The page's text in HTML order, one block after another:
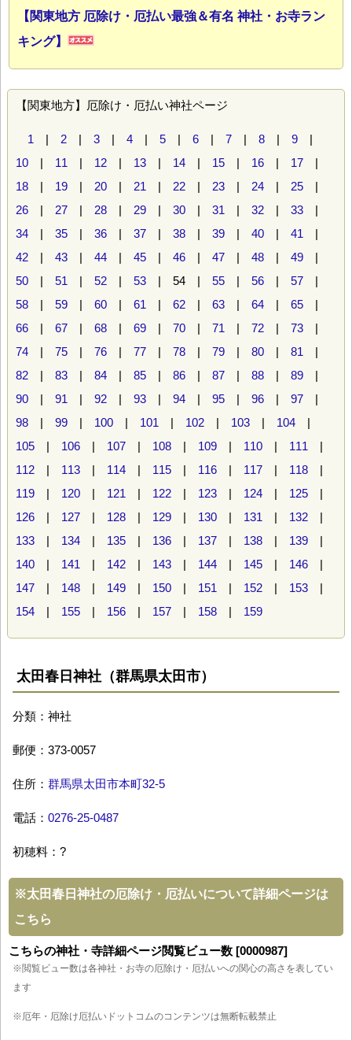
【関東地方 厄除け・厄払い最強＆有名 神社・お寺ラン
キング】
【関東地方】厄除け・厄払い神社ページ
1 | 2 | 3 | 4 | 5 | 6 | 7 | 8 | 9 |
10 | 11 | 12 | 13 | 14 | 15 | 16 | 17 |
18 | 19 | 20 | 21 | 22 | 23 | 24 | 25 |
26 | 27 | 28 | 29 | 30 | 31 | 32 | 33 |
34 | 35 | 36 | 37 | 38 | 39 | 40 | 41 |
42 | 43 | 44 | 45 | 46 | 47 | 48 | 49 |
50 | 51 | 52 | 53 | 54 | 55 | 56 | 57 |
58 | 59 | 60 | 61 | 62 | 63 | 64 | 65 |
66 | 67 | 68 | 69 | 70 | 71 | 72 | 73 |
74 | 75 | 76 | 77 | 78 | 79 | 80 | 81 |
82 | 83 | 84 | 85 | 86 | 87 | 88 | 89 |
90 | 91 | 92 | 93 | 94 | 95 | 96 | 97 |
98 | 99 | 100 | 101 | 102 | 103 | 104 |
105 | 106 | 107 | 108 | 109 | 110 | 111 |
112 | 113 | 114 | 115 | 116 | 117 | 118 |
119 | 120 | 121 | 122 | 123 | 124 | 125 |
126 | 127 | 128 | 129 | 130 | 131 | 132 |
133 | 134 | 135 | 136 | 137 | 138 | 139 |
140 | 141 | 142 | 143 | 144 | 145 | 146 |
147 | 148 | 149 | 150 | 151 | 152 | 153 |
154 | 155 | 156 | 157 | 158 | 159
太田春日神社（群馬県太田市）
分類：神社
郵便：373-0057
住所： 群馬県太田市本町32-5
電話： 0276-25-0487
初穂料：?
※太田春日神社の厄除け・厄払いについて詳細ページは
こちら
こちらの神社・寺詳細ページ閲覧ビュー数 [0000987]
※閲覧ビュー数は各神社・お寺の厄除け・厄払いへの関心の高さを表してい
ます
※厄年・厄除け厄払いドットコムのコンテンツは無断転載禁止